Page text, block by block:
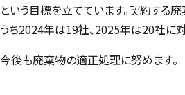
という目標を立てています。契約する
うち2024年は19社、2025年は20社に
今後も廃棄物の適正処理に努めます。